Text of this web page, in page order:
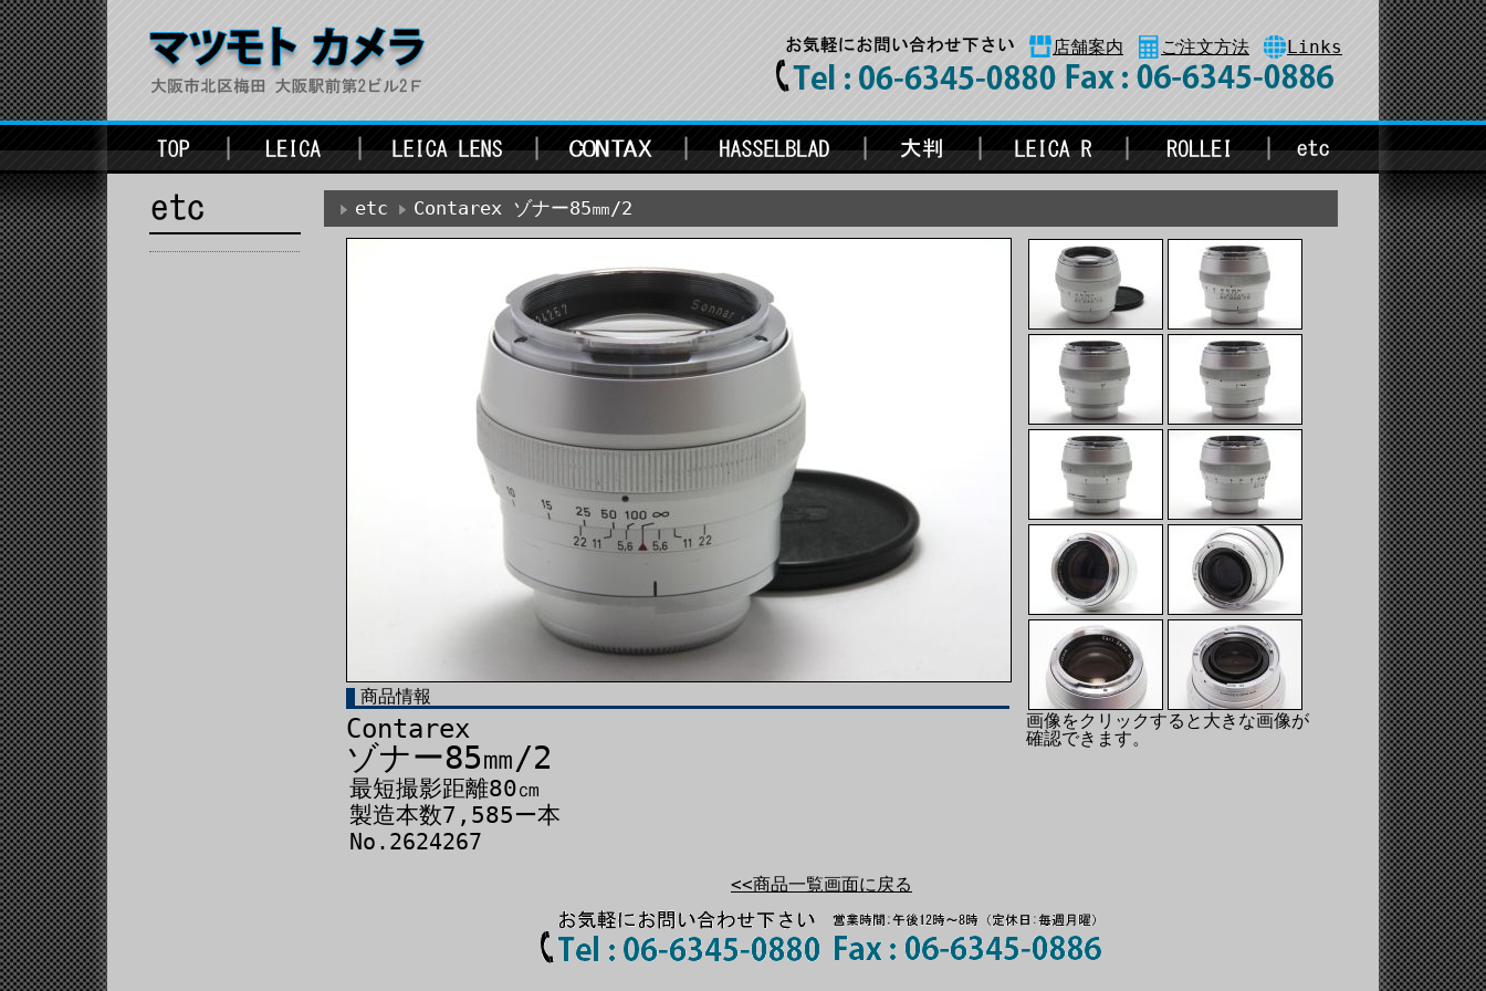
店舗案内 ご注文方法 Links
etc Contarex ゾナー85㎜/2
商品情報
Contarex
ゾナー85㎜/2
最短撮影距離80㎝
製造本数7,585ー本
No.2624267
画像をクリックすると大きな画像が
確認できます。
<<商品一覧画面に戻る